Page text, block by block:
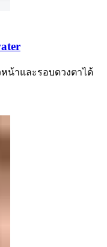
น้าและรอบดวงตาได้